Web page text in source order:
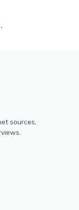
sources,